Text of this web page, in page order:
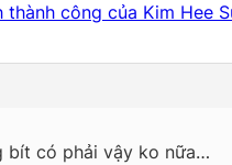
công của Kim Hee
bít có phải vậy ko nữa…